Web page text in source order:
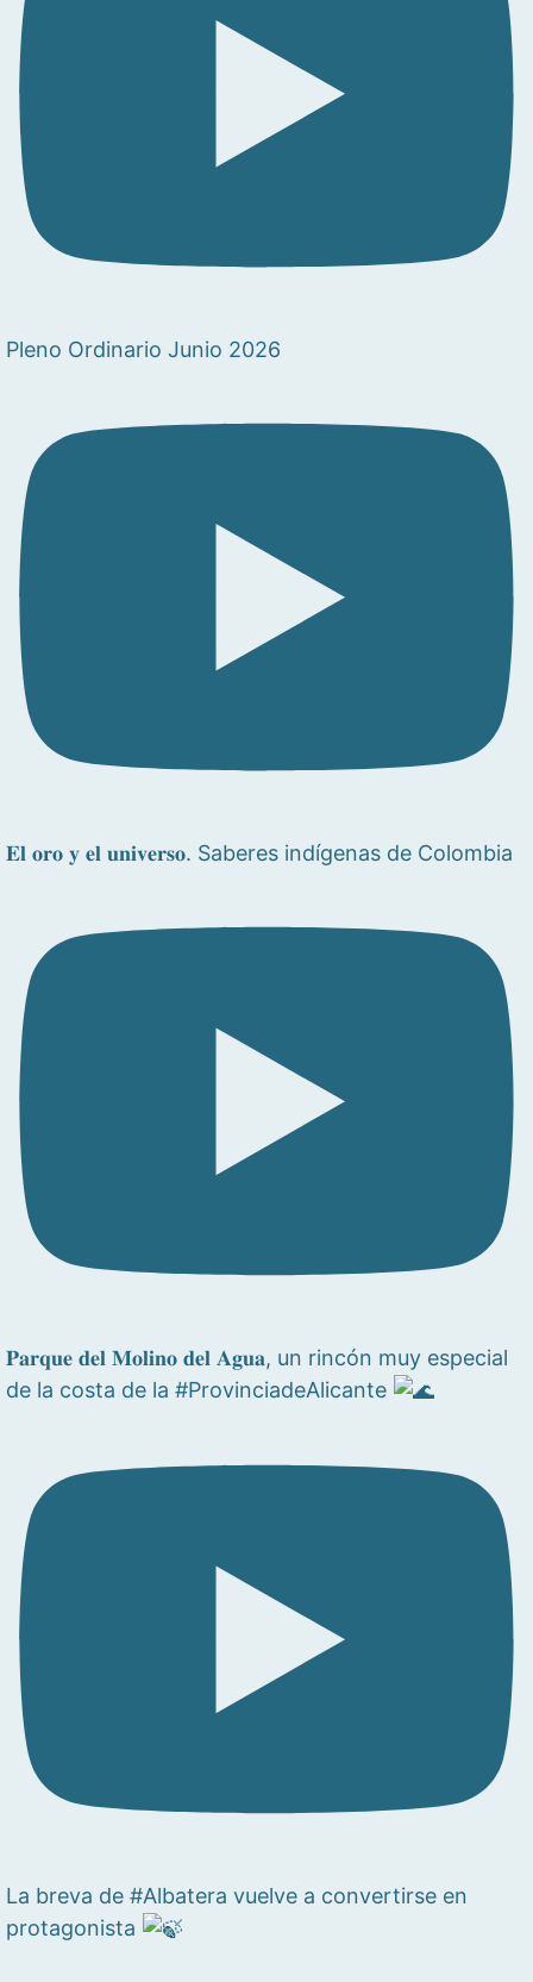
Pleno Ordinario Junio 2026
𝐄𝐥 𝐨𝐫𝐨 𝐲 𝐞𝐥 𝐮𝐧𝐢𝐯𝐞𝐫𝐬𝐨. Saberes indígenas de Colombia
𝐏𝐚𝐫𝐪𝐮𝐞 𝐝𝐞𝐥 𝐌𝐨𝐥𝐢𝐧𝐨 𝐝𝐞𝐥 𝐀𝐠𝐮𝐚, un rincón muy especial
de la costa de la #ProvinciadeAlicante
La breva de #Albatera vuelve a convertirse en
protagonista